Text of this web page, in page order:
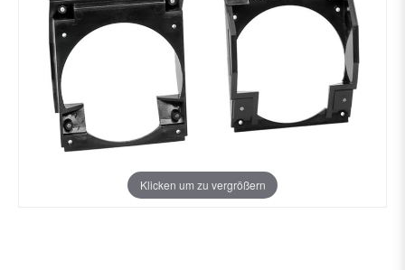
Keine Suchergebnisse gefunden.
Kategorien
Keine Suchergebnisse gefunden.
Klicken um zu vergrößern